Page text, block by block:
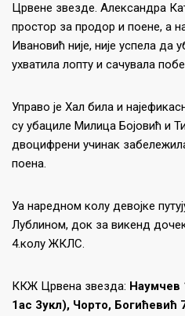
Црвене звезде. Александра
простор за продор и поене, а
Ивановић није, није успела да
ухватила лопту и сачувала
Управо је Хал била и
су убациле Милица Бојовић и
двоцифрени учинак
поена.
Уа наредном колу девојке
Лублином, док за викенд
4.колу ЖКЛС.
ККЖ Црвена звезда: Наумчев
1ас 3укл), Чорто, Богићевић